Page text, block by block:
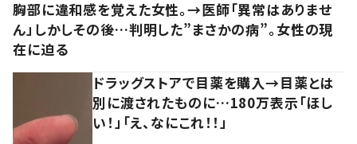
胸部に違和感を覚えた女性。→医師「異常はありませ
ん」しかしその後…判明した”まさかの病”。女性の現
在に迫る
ドラッグストアで目薬を購入→目薬とは
別に渡されたものに…180万表示「ほし
い！」「え、なにこれ！！」